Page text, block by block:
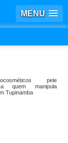
MENU
pele
quem manipula
Tupinamba